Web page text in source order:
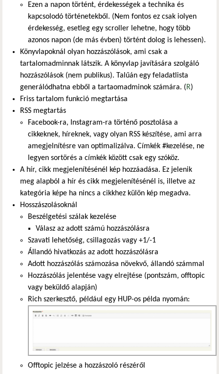
Ezen a napon történt, érdekességek a technika és
kapcsolodó történetekből. (Nem fontos ez csak iolyen
érdekesség, esetleg egy scroller lehetne, hogy több
azonos napon (de más évben) történt dolog is lehessen).
Könyvlapoknál olyan hozzászólások, ami csak a
tartalomadminnak látszik. A könyvlap javítására szolgáló
hozzászólások (nem publikus). Talűán egy feladatlista
generálódhatna ebből a tartaomadminok számára. (R)
Friss tartalom funkció megtartása
RSS megtartás
Facebook-ra, Instagram-ra történő posztolása a
cikkeknek, híreknek, vagy olyan RSS készítése, ami arra
amegjelnítésre van optimalizálva. Címkék #kezelése, ne
legyen sortörés a címkék között csak egy szóköz.
A hír, cikk megjelenítésénél kép hozzáadása. Ez jelenik
meg alapból a hír és cikk megjelenítésénél is, illetve az
kategória képe ha nincs a cikkhez külön kép megadva.
Hosszászolásoknál
Beszélgetési szálak kezelése
Válasz az adott számú hozzászólásra
Szavati lehetőség, csillagozás vagy +1/-1
Állandó hivatkozás az adott hozzászólásra
Adott hozzászólás számozása növekvő, állandó számmal
Hozzászólás jelentése vagy elrejtése (pontszám, offtopic
vagy beküldő alapján)
Rich szerkesztő, például egy HUP-os példa nyomán:
Offtopic jelzése a hozzászoló részéről